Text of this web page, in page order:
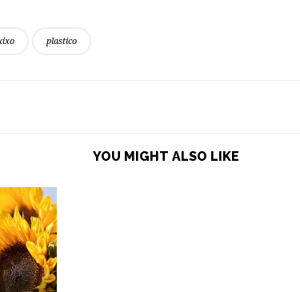
plastico
YOU MIGHT ALSO LIKE